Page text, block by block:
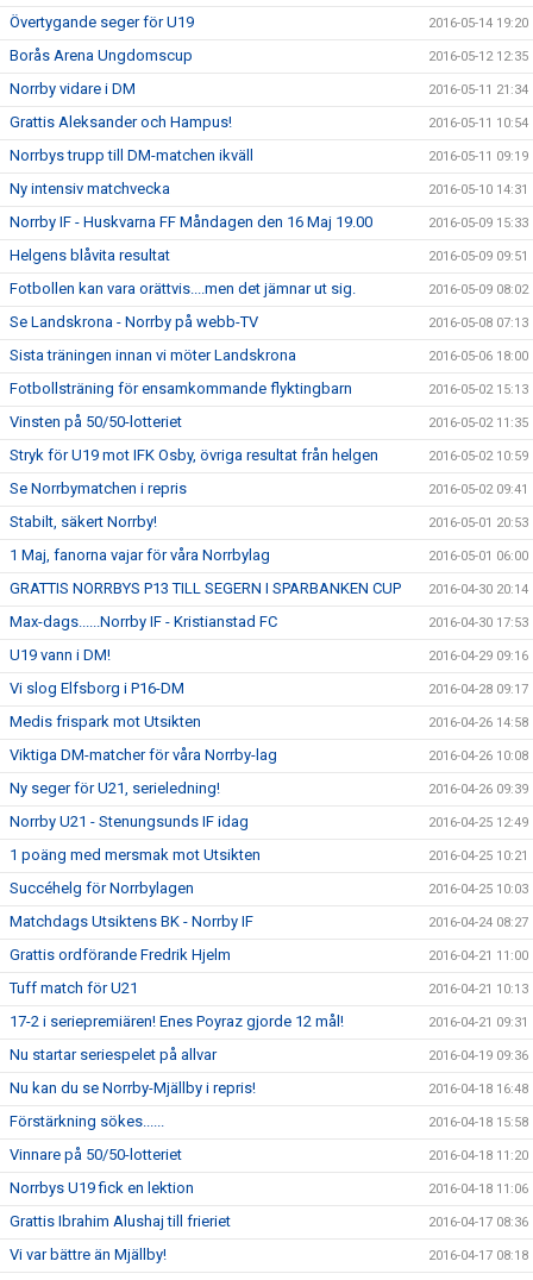
Övertygande seger för U19 2016-05-14 19:20
Borås Arena Ungdomscup 2016-05-12 12:35
Norrby vidare i DM 2016-05-11 21:34
Grattis Aleksander och Hampus! 2016-05-11 10:54
Norrbys trupp till DM-matchen ikväll 2016-05-11 09:19
Ny intensiv matchvecka 2016-05-10 14:31
Norrby IF - Huskvarna FF Måndagen den 16 Maj 19.00 2016-05-09 15:33
Helgens blåvita resultat 2016-05-09 09:51
Fotbollen kan vara orättvis....men det jämnar ut sig. 2016-05-09 08:02
Se Landskrona - Norrby på webb-TV 2016-05-08 07:13
Sista träningen innan vi möter Landskrona 2016-05-06 18:00
Fotbollsträning för ensamkommande flyktingbarn 2016-05-02 15:13
Vinsten på 50/50-lotteriet 2016-05-02 11:35
Stryk för U19 mot IFK Osby, övriga resultat från helgen 2016-05-02 10:59
Se Norrbymatchen i repris 2016-05-02 09:41
Stabilt, säkert Norrby! 2016-05-01 20:53
1 Maj, fanorna vajar för våra Norrbylag 2016-05-01 06:00
GRATTIS NORRBYS P13 TILL SEGERN I SPARBANKEN CUP 2016-04-30 20:14
Max-dags......Norrby IF - Kristianstad FC 2016-04-30 17:53
U19 vann i DM! 2016-04-29 09:16
Vi slog Elfsborg i P16-DM 2016-04-28 09:17
Medis frispark mot Utsikten 2016-04-26 14:58
Viktiga DM-matcher för våra Norrby-lag 2016-04-26 10:08
Ny seger för U21, serieledning! 2016-04-26 09:39
Norrby U21 - Stenungsunds IF idag 2016-04-25 12:49
1 poäng med mersmak mot Utsikten 2016-04-25 10:21
Succéhelg för Norrbylagen 2016-04-25 10:03
Matchdags Utsiktens BK - Norrby IF 2016-04-24 08:27
Grattis ordförande Fredrik Hjelm 2016-04-21 11:00
Tuff match för U21 2016-04-21 10:13
17-2 i seriepremiären! Enes Poyraz gjorde 12 mål! 2016-04-21 09:31
Nu startar seriespelet på allvar 2016-04-19 09:36
Nu kan du se Norrby-Mjällby i repris! 2016-04-18 16:48
Förstärkning sökes...... 2016-04-18 15:58
Vinnare på 50/50-lotteriet 2016-04-18 11:20
Norrbys U19 fick en lektion 2016-04-18 11:06
Grattis Ibrahim Alushaj till frieriet 2016-04-17 08:36
Vi var bättre än Mjällby! 2016-04-17 08:18